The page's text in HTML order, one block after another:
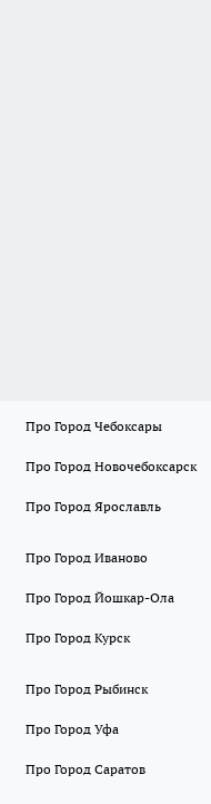
Про Город Чебоксары
Про Город Новочебоксарск
Про Город Ярославль
Про Город Иваново
Про Город Йошкар-Ола
Про Город Курск
Про Город Рыбинск
Про Город Уфа
Про Город Саратов